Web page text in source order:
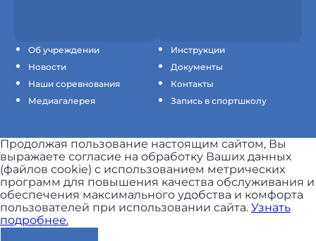
Об учреждении
Новости
Наши соревнования
Медиагалерея
Инструкции
Документы
Контакты
Запись в спортшколу
Продолжая пользование настоящим сайтом, Вы
выражаете согласие на обработку Ваших данных
(файлов cookie) с использованием метрических
программ для повышения качества обслуживания и
обеспечения максимального удобства и комфорта
пользователей при использовании сайта. Узнать
подробнее.